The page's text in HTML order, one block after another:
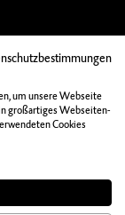
um unsere Webseite
großartiges Webseiten-
Cookies